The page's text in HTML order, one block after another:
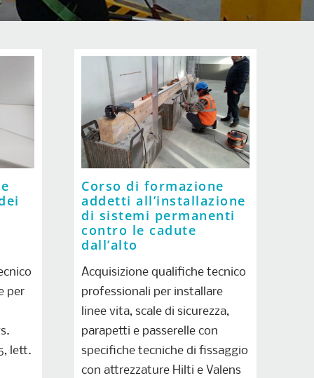
per
lett.
Corso di formazione
addetti all’installazione
di sistemi permanenti
contro le cadute
dall’alto
Acquisizione qualifiche tecnico
professionali per installare
linee vita, scale di sicurezza,
parapetti e passerelle con
specifiche tecniche di fissaggio
con attrezzature Hilti e Valens